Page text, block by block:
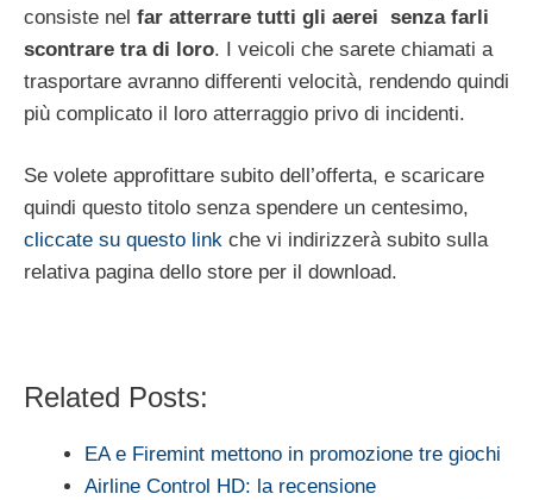
consiste nel far atterrare tutti gli aerei senza farli
scontrare tra di loro. I veicoli che sarete chiamati a
trasportare avranno differenti velocità, rendendo quindi
più complicato il loro atterraggio privo di incidenti.
Se volete approfittare subito dell’offerta, e scaricare
quindi questo titolo senza spendere un centesimo,
cliccate su questo link che vi indirizzerà subito sulla
relativa pagina dello store per il download.
Related Posts:
EA e Firemint mettono in promozione tre giochi
Airline Control HD: la recensione